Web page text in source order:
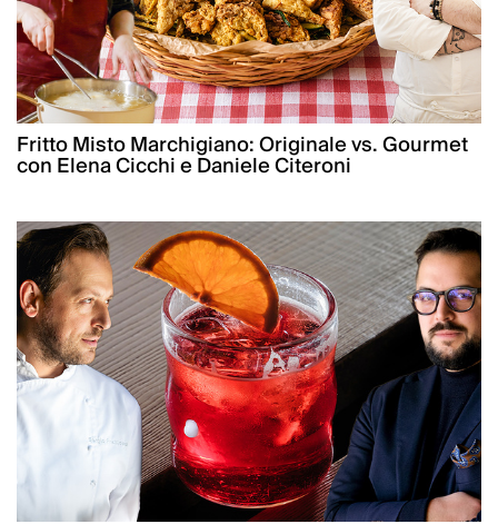
Fritto Misto Marchigiano: Originale vs. Gourmet
con Elena Cicchi e Daniele Citeroni